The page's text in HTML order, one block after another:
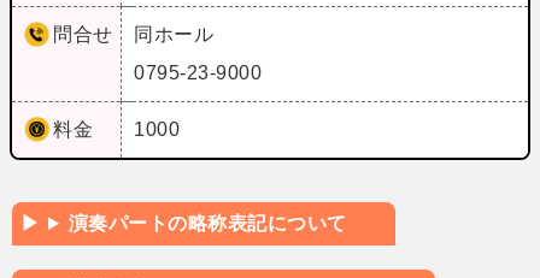
問合せ
同ホール
0795-23-9000
料金 1000
演奏パートの略称表記について